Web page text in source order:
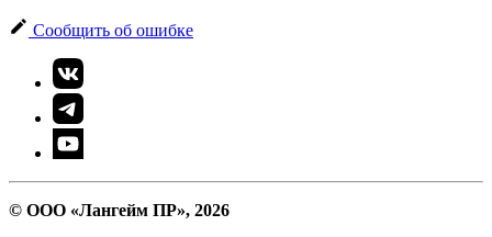
Сообщить об ошибке
© ООО «Лангейм ПР», 2026